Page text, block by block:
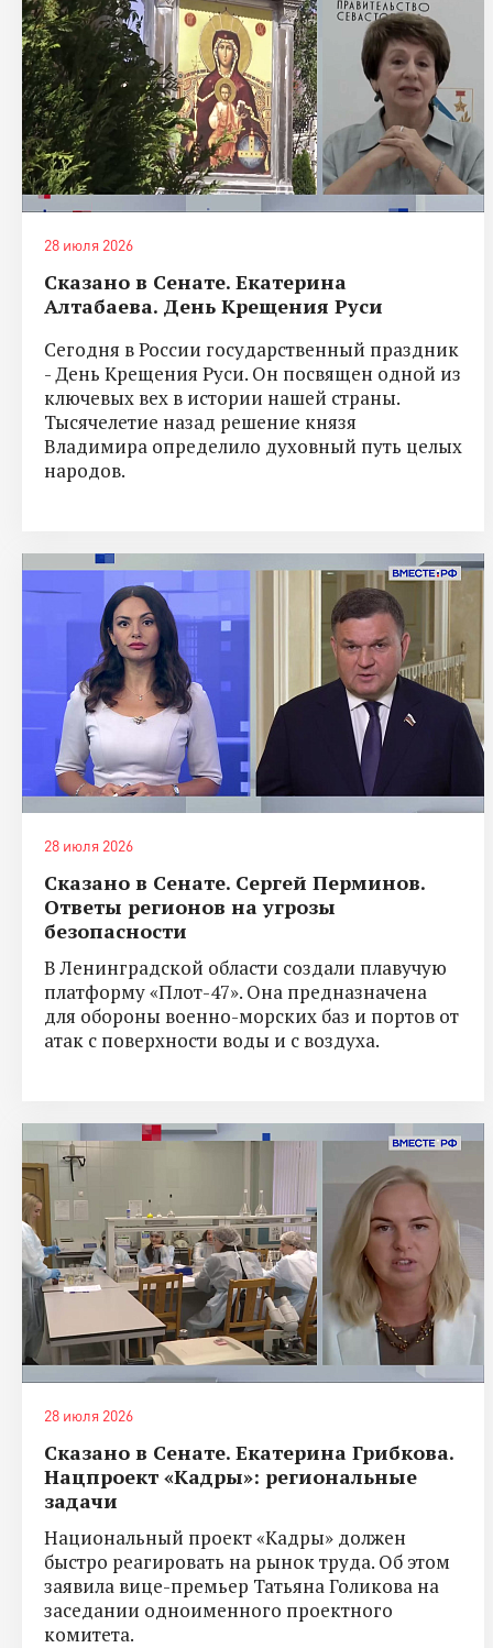
28 июля 2026
Сказано в Сенате. Екатерина
Алтабаева. День Крещения Руси
Сегодня в России государственный праздник
- День Крещения Руси. Он посвящен одной из
ключевых вех в истории нашей страны.
Тысячелетие назад решение князя
Владимира определило духовный путь целых
народов.
28 июля 2026
Сказано в Сенате. Сергей Перминов.
Ответы регионов на угрозы
безопасности
В Ленинградской области создали плавучую
платформу «Плот-47». Она предназначена
для обороны военно-морских баз и портов от
атак с поверхности воды и с воздуха.
28 июля 2026
Сказано в Сенате. Екатерина Грибкова.
Нацпроект «Кадры»: региональные
задачи
Национальный проект «Кадры» должен
быстро реагировать на рынок труда. Об этом
заявила вице-премьер Татьяна Голикова на
заседании одноименного проектного
комитета.